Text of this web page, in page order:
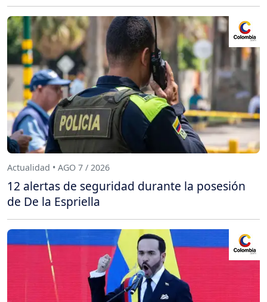
Actualidad • AGO 7 / 2026
12 alertas de seguridad durante la posesión
de De la Espriella